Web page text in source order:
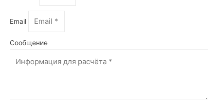
Email
Сообщение